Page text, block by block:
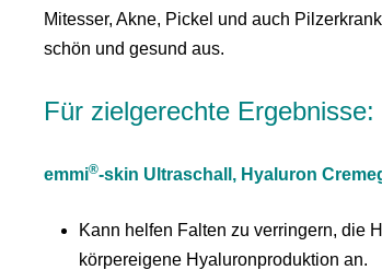
Mitesser, Akne, Pickel und auch
schön und gesund aus.
Für zielgerechte Ergebnisse:
emmi®-skin Ultraschall, Hyaluron
Kann helfen Falten zu verringern, die
körpereigene Hyaluronproduktion an.